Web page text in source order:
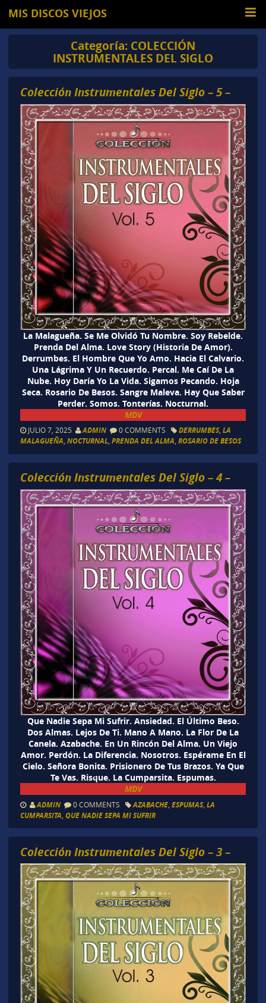
MIS DISCOS VIEJOS
Categoría: COLECCIÓN
INSTRUMENTALES DEL SIGLO
Colección Instrumentales Del Siglo – 5 –
La Malagueña. Se Me Olvidó Tu Nombre. Soy Rebelde.
Prenda Del Alma. Love Story (Historia De Amor).
Derrumbes. El Hombre Que Yo Amo. Hacia El Calvario.
Una Lágrima Y Un Recuerdo. Percal. Me Caí De La
Nube. Hoy Daría Yo La Vida. Sigamos Pecando. Hoja
Seca. Rosario De Besos. Sangre Maleva. Hay Que Saber
Perder. Somos. Tonterías. Nocturnal.
MDV
JULIO 7, 2025 ADMIN 0 COMMENTS DERRUMBES, LA
MALAGUEÑA, NOCTURNAL, PRENDA DEL ALMA, ROSARIO DE BESOS
Colección Instrumentales Del Siglo – 4 –
Que Nadie Sepa Mi Sufrir. Ansiedad. El Último Beso.
Dos Almas. Lejos De Ti. Mano A Mano. La Flor De La
Canela. Azabache. En Un Rincón Del Alma. Un Viejo
Amor. Perdón. La Diferencia. Nosotros. Espérame En El
Cielo. Señora Bonita. Prisionero De Tus Brazos. Ya Que
Te Vas. Risque. La Cumparsita. Espumas.
MDV
ADMIN 0 COMMENTS AZABACHE, ESPUMAS, LA
CUMPARSITA QUE NADIE SEPA MI SUFRIR
Colección Instrumentales Del Siglo – 3 –